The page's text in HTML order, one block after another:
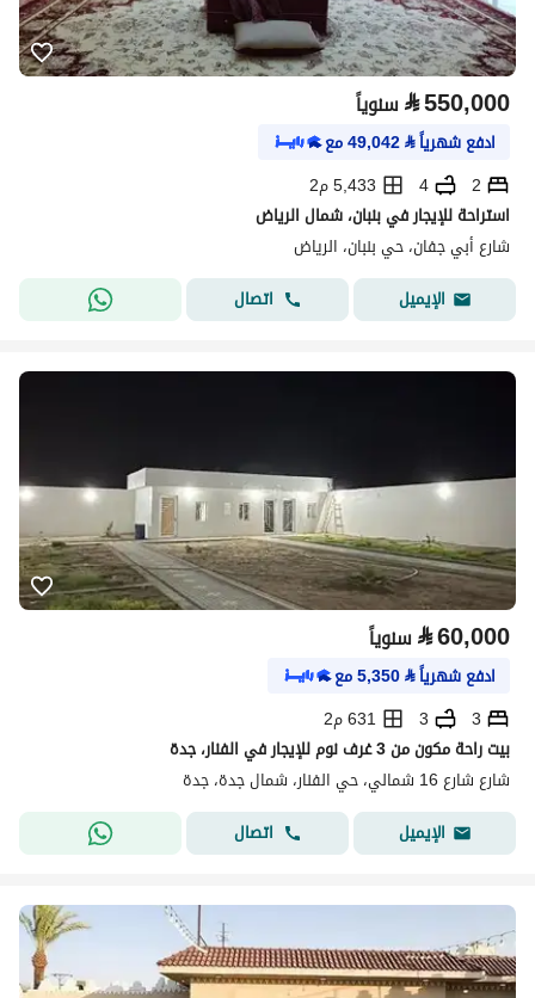
⃁550,000 سنوياً
ادفع شهرياً⃁
49,042مع
2
4
5,433 م2
استراحة للإيجار في بنبان، شمال الرياض
شارع أبي جفان، حي بنبان، الرياض
الإيميل
اتصال
⃁60,000 سنوياً
ادفع شهرياً⃁
5,350مع
3
3
631 م2
بيت راحة مكون من 3 غرف نوم للإيجار في الفنار، جدة
شارع شارع 16 شمالي، حي الفنار، شمال جدة، جدة
الإيميل
اتصال